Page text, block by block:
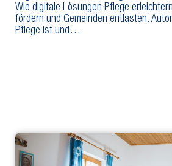
Wie digitale Lösungen Pflege
fördern und Gemeinden entlasten.
Pflege ist und…